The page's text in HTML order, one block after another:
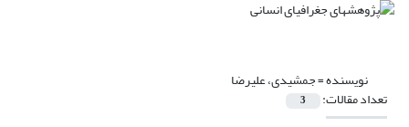
نویسنده =جمشیدی، علیرضا
تعداد مقالات: 3